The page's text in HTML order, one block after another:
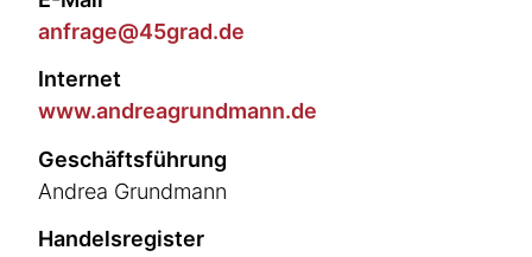
anfra­ge@45grad.de
Internet
www.andre­a­grundmann.de
Geschäfts­führung
Andrea Grundmann
Handels­re­gister